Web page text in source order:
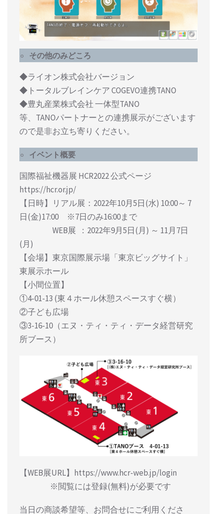
その他のみどころ
◆ライオン株式会社バージョン
◆トータルブレインケア COGEVO連携TANO
◆豊丸産業株式会社 一体型TANO
等、TANOパートナーとの連携展示がございます
ので是非お立ち寄りください。
イベント概要
国際福祉機器展 HCR2022 公式ページ
https://hcr.or.jp/
【日時】リアル展：2022年10月5日(水) 10:00～ 7
日(金)17:00 ※7日のみ16:00まで
WEB展 ：2022年9月5日(月) ～ 11月7日
(月)
【会場】東京国際展⽰場「東京ビッグサイト」
東展示ホール
【⼩間位置】
①4-01-13 (東４ホール休憩スペースすぐ横）
②⼦ども広場
③3-16-10（エヌ・ティ・ティ・データ経営研究
所ブース）
【WEB展URL】https://www.hcr-web.jp/login
※閲覧には登録(無料)が必要です
当⽇の商談希望等、お問合せにご利⽤くださ